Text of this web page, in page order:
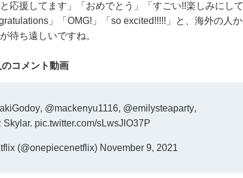
援してます」「おめでとう」「すごい!!楽しみにして
」「OMG!」「so excited!!!!!」と、海外の人か
待ち遠しいですね。
コメント動画
, @mackenyu1116, @emilysteaparty,
Skylar. pic.twitter.com/sLwsJlO37P
(@onepiecenetflix) November 9, 2021